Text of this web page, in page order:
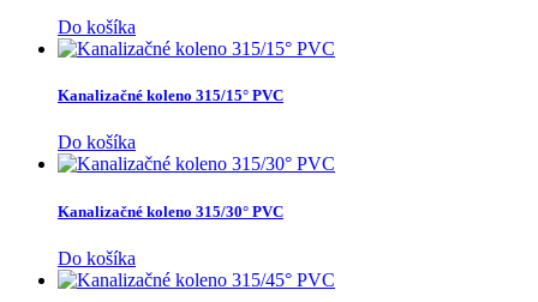
Do košíka
Kanalizačné koleno 315/15° PVC
Do košíka
Kanalizačné koleno 315/30° PVC
Do košíka